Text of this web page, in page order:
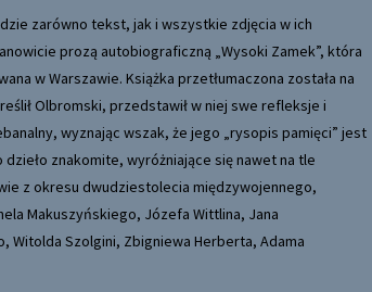
zarówno tekst, jak i wszystkie zdjęcia w ich
prozą autobiograficzną „Wysoki Zamek”, która
w Warszawie. Książka przetłumaczona została na
Olbromski, przedstawił w niej swe refleksje i
wyznając wszak, że jego „rysopis pamięci” jest
znakomite, wyróżniające się nawet na tle
z okresu dwudziestolecia międzywojennego,
Makuszyńskiego, Józefa Wittlina, Jana
Witolda Szolgini, Zbigniewa Herberta, Adama